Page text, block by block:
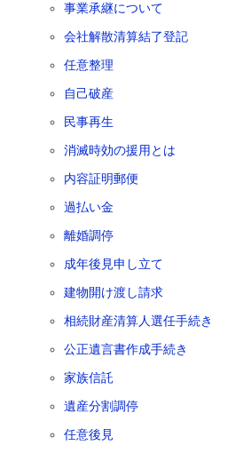
事業承継について
会社解散清算結了登記
任意整理
自己破産
民事再生
消滅時効の援用とは
内容証明郵便
過払い金
離婚調停
成年後見申し立て
建物開け渡し請求
相続財産清算人選任手続き
公正遺言書作成手続き
家族信託
遺産分割調停
任意後見